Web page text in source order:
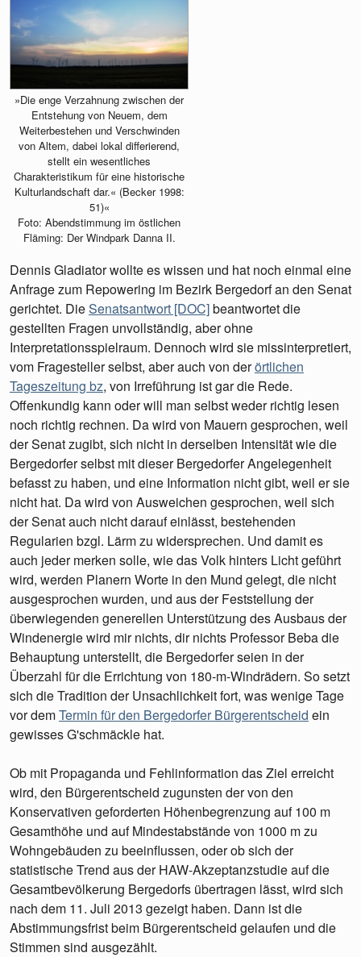
»Die enge Verzahnung zwischen der
Entstehung von Neuem, dem
Weiterbestehen und Verschwinden
von Altem, dabei lokal differierend,
stellt ein wesentliches
Charakteristikum für eine historische
Kulturlandschaft dar.« (Becker 1998:
51)«
Foto: Abendstimmung im östlichen
Fläming: Der Windpark Danna II.
Dennis Gladiator wollte es wissen und hat noch einmal eine
Anfrage zum Repowering im Bezirk Bergedorf an den Senat
gerichtet. DieSenatsantwort [DOC]beantwortet die
gestellten Fragen unvollständig, aber ohne
Interpretationsspielraum. Dennoch wird sie missinterpretiert,
vom Fragesteller selbst, aber auch von derörtlichen
Tageszeitung bz, von Irreführung ist gar die Rede.
Offenkundig kann oder will man selbst weder richtig lesen
noch richtig rechnen. Da wird von Mauern gesprochen, weil
der Senat zugibt, sich nicht in derselben Intensität wie die
Bergedorfer selbst mit dieser Bergedorfer Angelegenheit
befasst zu haben, und eine Information nicht gibt, weil er sie
nicht hat. Da wird von Ausweichen gesprochen, weil sich
der Senat auch nicht darauf einlässt, bestehenden
Regularien bzgl. Lärm zu widersprechen. Und damit es
auch jeder merken solle, wie das Volk hinters Licht geführt
wird, werden Planern Worte in den Mund gelegt, die nicht
ausgesprochen wurden, und aus der Feststellung der
überwiegenden generellen Unterstützung des Ausbaus der
Windenergie wird mir nichts, dir nichts Professor Beba die
Behauptung unterstellt, die Bergedorfer seien in der
Überzahl für die Errichtung von 180-m-Windrädern. So setzt
sich die Tradition der Unsachlichkeit fort, was wenige Tage
vor demTermin für den Bergedorfer Bürgerentscheid ein
gewisses G'schmäckle hat.
Ob mit Propaganda und Fehlinformation das Ziel erreicht
wird, den Bürgerentscheid zugunsten der von den
Konservativen geforderten Höhenbegrenzung auf 100 m
Gesamthöhe und auf Mindestabstände von 1000 m zu
Wohngebäuden zu beeinflussen, oder ob sich der
statistische Trend aus der HAW-Akzeptanzstudie auf die
Gesamtbevölkerung Bergedorfs übertragen lässt, wird sich
nach dem 11. Juli 2013 gezeigt haben. Dann ist die
Abstimmungsfrist beim Bürgerentscheid gelaufen und die
Stimmen sind ausgezählt.